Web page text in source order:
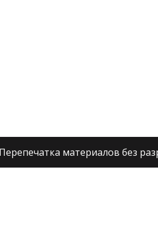
Перепечатка материалов без